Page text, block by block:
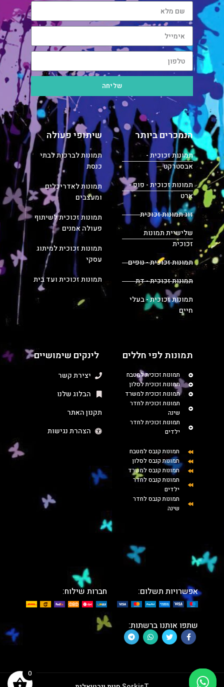
שליחה
הנמכרים ביותר
תמונות זכוכית -
אבסטרקט
תמונות זכוכית - פופ -
ארט
זוג תמונות זכוכית
שלישיית תמונות
זכוכית
תמונות זכוכית - נופים
תמונות זכוכית - דת
תמונות זכוכית - בעלי
חיים
שיתופי פעולה
תמונות לברכות לבתי
כנסת
תמונות לאדריכלים
ומעצבים
תמונות זכוכית לשיתוף
פעולה אמנים
תמונות זכוכית למיתוג
עסקי
תמונות זכוכית ועד בית
תמונות לפי חללים
תמונות זכוכית למטבח
תמונות זכוכית לסלון
תמונות זכוכית למשרד
תמונות זכוכית לחדר
שינה
תמונות זכוכית לחדר
ילדים
תמונות קנבס למטבח
תמונות קנבס לסלון
תמונות קנבס למשרד
תמונות קנבס לחדר
ילדים
תמונות קנבס לחדר
שינה
לינקים שימושיים
יצירת קשר
הבלוג שלנו
תקנון האתר
הצהרת נגישות
אפשרויות תשלום: חברות שילוח:
שתפו אותנו ברשתות:
0